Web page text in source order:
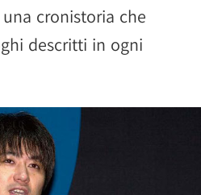
cronistoria che
descritti in ogni